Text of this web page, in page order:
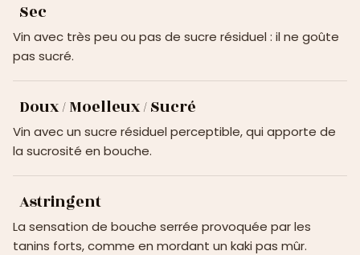
Sec
Vin avec très peu ou pas de sucre résiduel : il ne goûte
pas sucré.
Doux / Moelleux / Sucré
Vin avec un sucre résiduel perceptible, qui apporte de
la sucrosité en bouche.
Astringent
La sensation de bouche serrée provoquée par les
tanins forts, comme en mordant un kaki pas mûr.